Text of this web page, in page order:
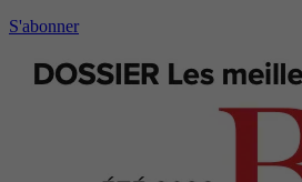
S'abonner